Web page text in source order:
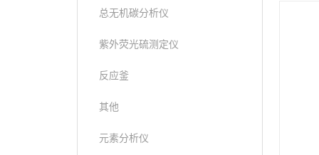
总无机碳分析仪
紫外荧光硫测定仪
反应釜
其他
元素分析仪